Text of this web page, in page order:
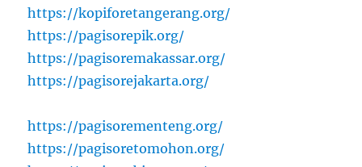
https://kopiforetangerang.org/
https://pagisorepik.org/
https://pagisoremakassar.org/
https://pagisorejakarta.org/
https://pagisorementeng.org/
https://pagisoretomohon.org/